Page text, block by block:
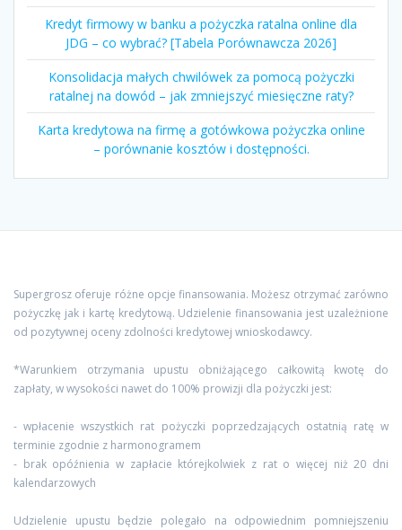
Kredyt firmowy w banku a pożyczka ratalna online dla
JDG – co wybrać? [Tabela Porównawcza 2026]
Konsolidacja małych chwilówek za pomocą pożyczki
ratalnej na dowód – jak zmniejszyć miesięczne raty?
Karta kredytowa na firmę a gotówkowa pożyczka online
– porównanie kosztów i dostępności.
Supergrosz oferuje różne opcje finansowania. Możesz otrzymać zarówno
pożyczkę jak i kartę kredytową. Udzielenie finansowania jest uzależnione
od pozytywnej oceny zdolności kredytowej wnioskodawcy.
*Warunkiem otrzymania upustu obniżającego całkowitą kwotę do
zapłaty, w wysokości nawet do 100% prowizji dla pożyczki jest:
- wpłacenie wszystkich rat pożyczki poprzedzających ostatnią ratę w
terminie zgodnie z harmonogramem
- brak opóźnienia w zapłacie którejkolwiek z rat o więcej niż 20 dni
kalendarzowych
Udzielenie upustu będzie polegało na odpowiednim pomniejszeniu